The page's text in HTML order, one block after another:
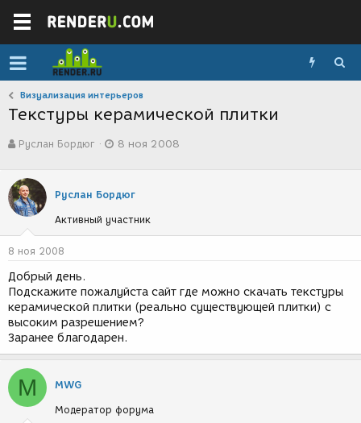
Визуализация интерьеров
Текстуры керамической плитки
в
о
р
т
е
м
ы
Руслан Бордюг
а
с
з
д
я
8 ноя 2008
Руслан Бордюг
Активный участник
8 ноя 2008
Добрый день.
Подскажите пожалуйста сайт где можно скачать текстуры
керамической плитки (реально существующей плитки) с
высоким разрешением?
Заранее благодарен.
M MWG
Модератор форума